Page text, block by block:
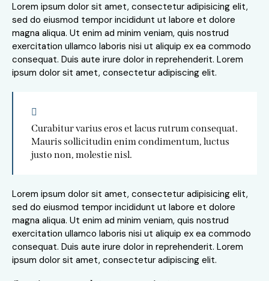
Lorem ipsum dolor sit amet, consectetur adipisicing elit,
sed do eiusmod tempor incididunt ut labore et dolore
magna aliqua. Ut enim ad minim veniam, quis nostrud
exercitation ullamco laboris nisi ut aliquip ex ea commodo
consequat. Duis aute irure dolor in reprehenderit. Lorem
ipsum dolor sit amet, consectetur adipiscing elit.
Curabitur varius eros et lacus rutrum consequat.
Mauris sollicitudin enim condimentum, luctus
justo non, molestie nisl.
Lorem ipsum dolor sit amet, consectetur adipisicing elit,
sed do eiusmod tempor incididunt ut labore et dolore
magna aliqua. Ut enim ad minim veniam, quis nostrud
exercitation ullamco laboris nisi ut aliquip ex ea commodo
consequat. Duis aute irure dolor in reprehenderit. Lorem
ipsum dolor sit amet, consectetur adipiscing elit.